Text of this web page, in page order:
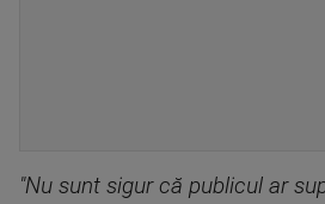
"Nu sunt sigur că publicul ar